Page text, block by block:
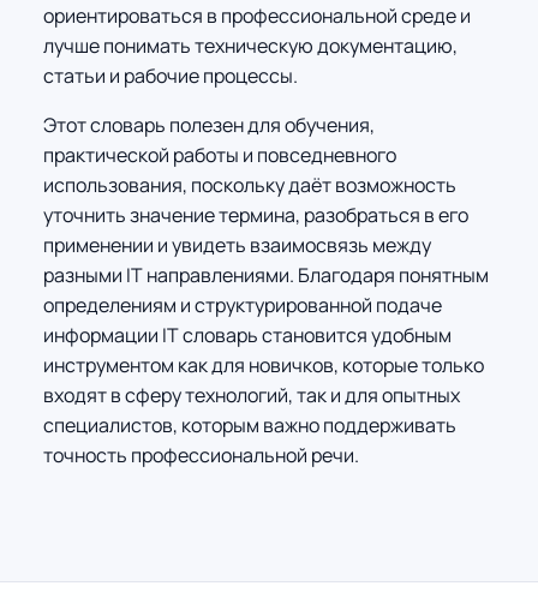
ориентироваться в профессиональной среде и
лучше понимать техническую документацию,
статьи и рабочие процессы.
Этот словарь полезен для обучения,
практической работы и повседневного
использования, поскольку даёт возможность
уточнить значение термина, разобраться в его
применении и увидеть взаимосвязь между
разными IT направлениями. Благодаря понятным
определениям и структурированной подаче
информации IT словарь становится удобным
инструментом как для новичков, которые только
входят в сферу технологий, так и для опытных
специалистов, которым важно поддерживать
точность профессиональной речи.